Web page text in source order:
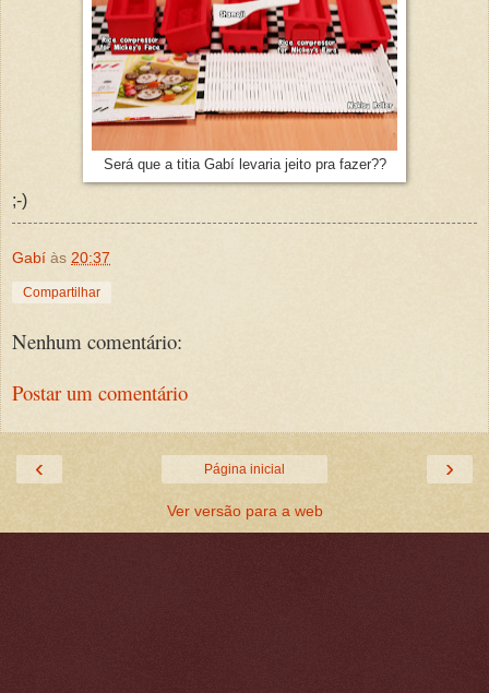
Será que a titia Gabí levaria jeito pra fazer??
;-)
Gabí às 20:37
Compartilhar
Nenhum comentário:
Postar um comentário
‹ ›
Página inicial
Ver versão para a web